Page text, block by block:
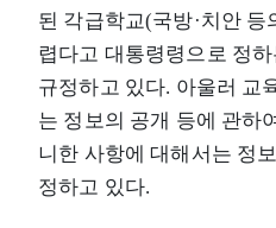
된 각급학교(국방·치안 등
렵다고 대통령령으로 정
규정하고 있다. 아울러 교
는 정보의 공개 등에 관하
니한 사항에 대해서는 정
정하고 있다.